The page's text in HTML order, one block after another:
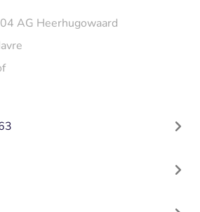
AG Heerhugowaard